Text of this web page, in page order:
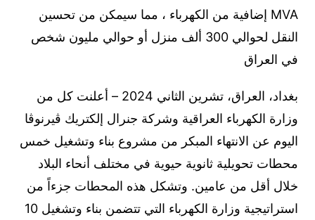
MVA إضافية من الكهرباء ، مما سيمكن من تحسين
النقل لحوالي 300 ألف منزل أو حوالي مليون شخص
في العراق
بغداد، العراق، تشرين الثاني 2024 – أعلنت كل من
وزارة الكهرباء العراقية وشركة جنرال إلكتريك ڤيرنوڤا
اليوم عن الانتهاء المبكر من مشروع بناء وتشغيل خمس
محطات تحويلية ثانوية حيوية في مختلف أنحاء البلاد
خلال أقل من عامين. وتشكل هذه المحطات جزءاً من
استراتيجية وزارة الكهرباء التي تتضمن بناء وتشغيل 10